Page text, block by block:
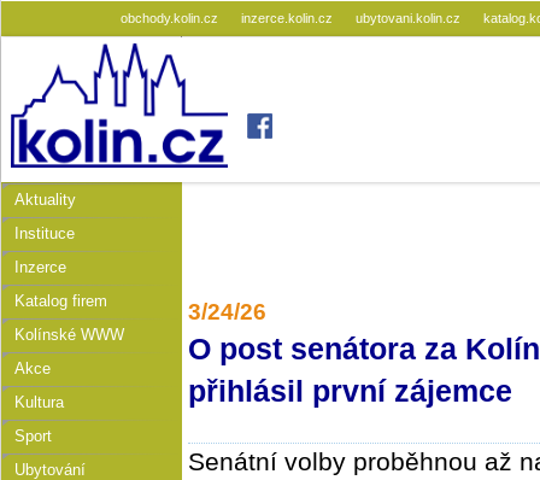
obchody.kolin.cz inzerce.kolin.cz ubytovani.kolin.cz
Aktuality
Instituce
Inzerce
Katalog firem
Kolínské WWW
Akce
Kultura
Sport
Ubytování
3/24/26
O post senátora za
přihlásil první zájemce
Senátní volby proběhnou až